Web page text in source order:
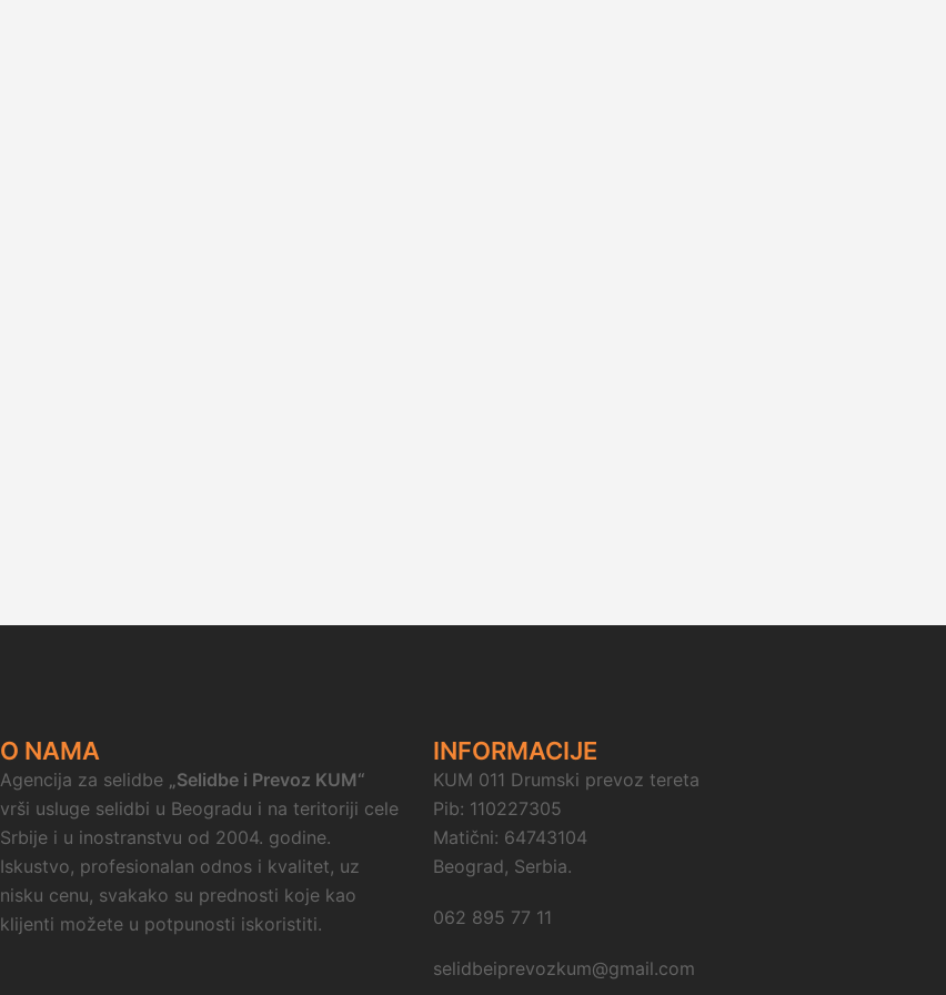
O NAMA
Agencija za selidbe „Selidbe i Prevoz KUM“
vrši usluge selidbi u Beogradu i na teritoriji cele
Srbije i u inostranstvu od 2004. godine.
Iskustvo, profesionalan odnos i kvalitet, uz
nisku cenu, svakako su prednosti koje kao
klijenti možete u potpunosti iskoristiti.
INFORMACIJE
KUM 011 Drumski prevoz tereta
Pib: 110227305
Matični: 64743104
Beograd, Serbia.
062 895 77 11
selidbeiprevozkum@gmail.com